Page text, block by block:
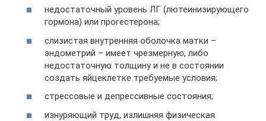
недостаточный уровень ЛГ (лютеинизирующего
гормона) или прогестерона;
слизистая внутренняя оболочка матки –
эндометрий – имеет чрезмерную, либо
недостаточную толщину и не в состоянии
создать яйцеклетке требуемые условия;
стрессовые и депрессивные состояния;
изнуряющий труд, излишняя физическая